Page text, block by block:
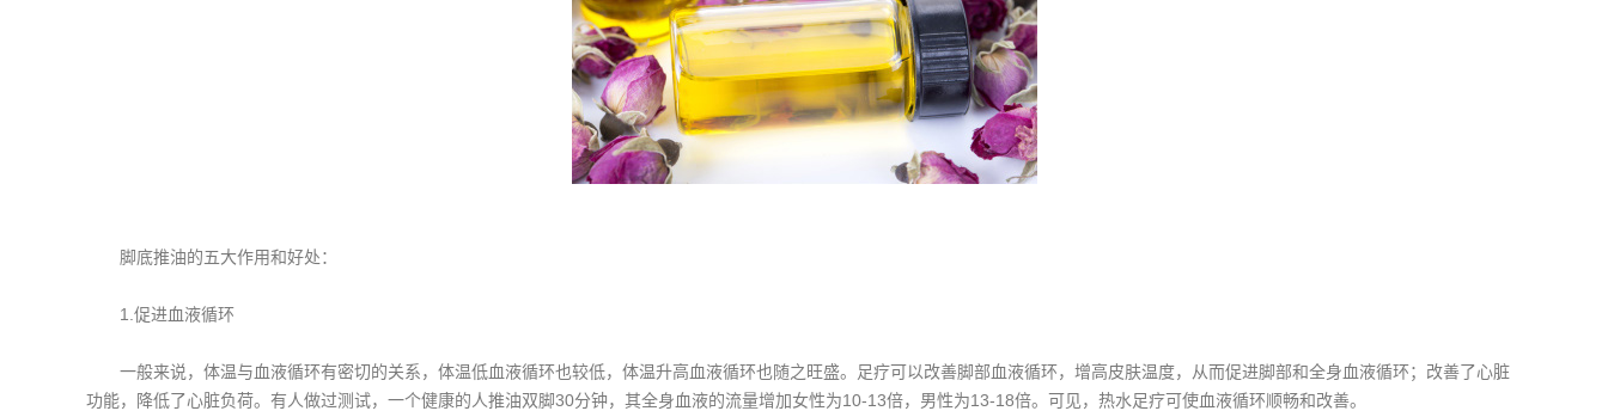
脚底推油的五大作用和好处：
1.促进血液循环
一般来说，体温与血液循环有密切的关系，体温低血液循环也较低，体温升高血液循环也随之旺盛。足疗可以改善脚部血液循环，增高皮肤温度，从而促进脚部和全身血液循环；改善了心脏
功能，降低了心脏负荷。有人做过测试，一个健康的人推油双脚30分钟，其全身血液的流量增加女性为10-13倍，男性为13-18倍。可见，热水足疗可使血液循环顺畅和改善。